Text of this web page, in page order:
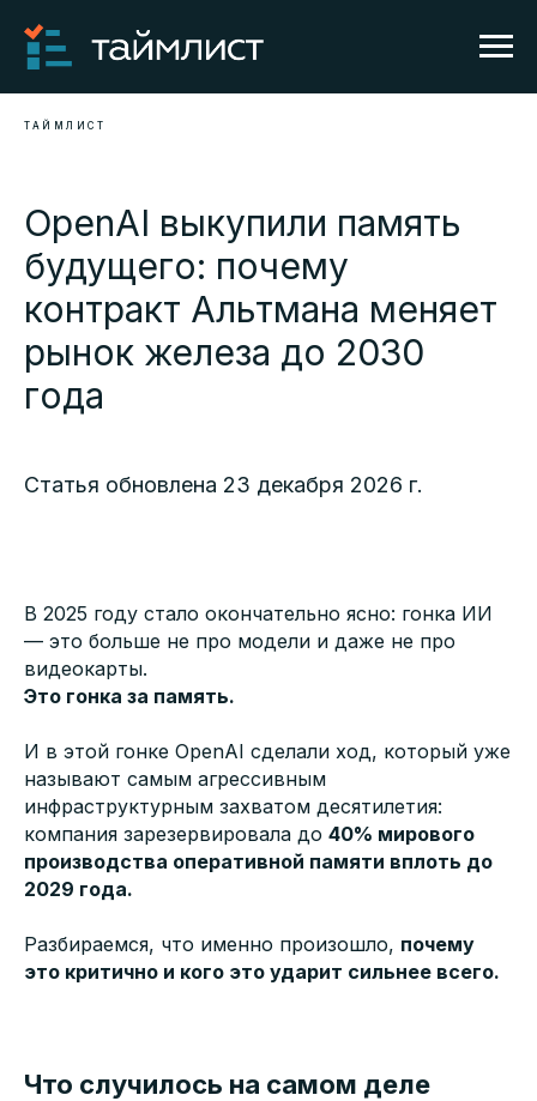
ТАЙМЛИСТ
OpenAI выкупили память
будущего: почему
контракт Альтмана меняет
рынок железа до 2030
года
Статья обновлена 23 декабря 2026 г.
В 2025 году стало окончательно ясно: гонка ИИ
— это больше не про модели и даже не про
видеокарты.
Это гонка за память.
И в этой гонке OpenAI сделали ход, который уже
называют самым агрессивным
инфраструктурным захватом десятилетия:
компания зарезервировала до 40% мирового
производства оперативной памяти вплоть до
2029 года.
Разбираемся, что именно произошло, почему
это критично и кого это ударит сильнее всего.
Что случилось на самом деле